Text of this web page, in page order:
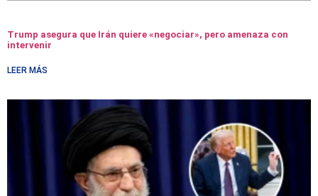
Trump asegura que Irán quiere «negociar», pero amenaza con
intervenir
LEER MÁS